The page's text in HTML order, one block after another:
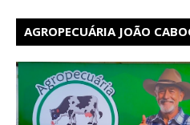
AGROPECUÁRIA JOÃO